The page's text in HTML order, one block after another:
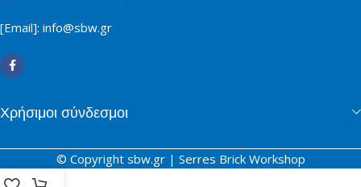
[Email]: info@sbw.gr
Χρήσιμοι σύνδεσμοι
© Copyright sbw.gr | Serres Brick Workshop